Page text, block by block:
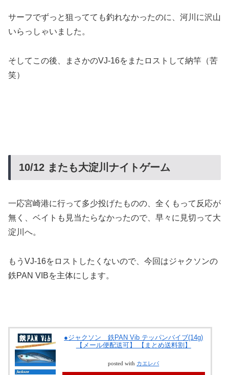
サーフでずっと狙ってても釣れなかったのに、河川に沢山
いらっしゃいました。
そしてこの後、まさかのVJ-16をまたロストして納竿（苦
笑）
10/12 またも大淀川ナイトゲーム
一応宮崎港に行って多少投げたものの、全くもって反応が
無く、ベイトも見当たらなかったので、早々に見切って大
淀川へ。
もうVJ-16をロストしたくないので、今回はジャクソンの
鉄PAN VIBを主体にします。
●ジャクソン 鉄PAN Vib テッパンバイブ(14g)
【メール便配送可】 【まとめ送料割】
posted with カエレバ